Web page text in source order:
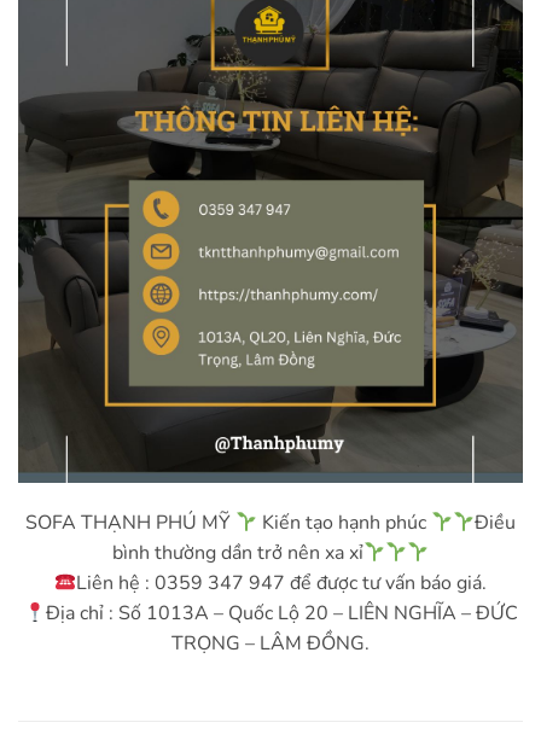
SOFA THẠNH PHÚ MỸ Kiến tạo hạnh phúc
Điều
bình thường dần trở nên xa xỉ
Liên hệ : 0359 347 947 để được tư vấn báo giá.
Địa chỉ : Số 1013A – Quốc Lộ 20 – LIÊN NGHĨA – ĐỨC
TRỌNG – LÂM ĐỒNG.